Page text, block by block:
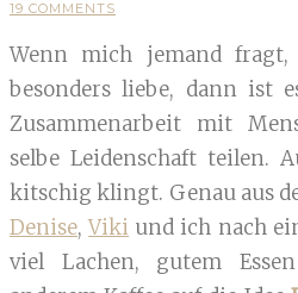
19 COMMENTS
Wenn mich jemand
besonders liebe, dann ist
Zusammenarbeit mit
selbe Leidenschaft teilen.
kitschig klingt. Genau aus
Denise,Viki und ich nach
viel Lachen, gutem